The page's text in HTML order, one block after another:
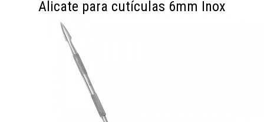
Alicate para cutículas 6mm Inox